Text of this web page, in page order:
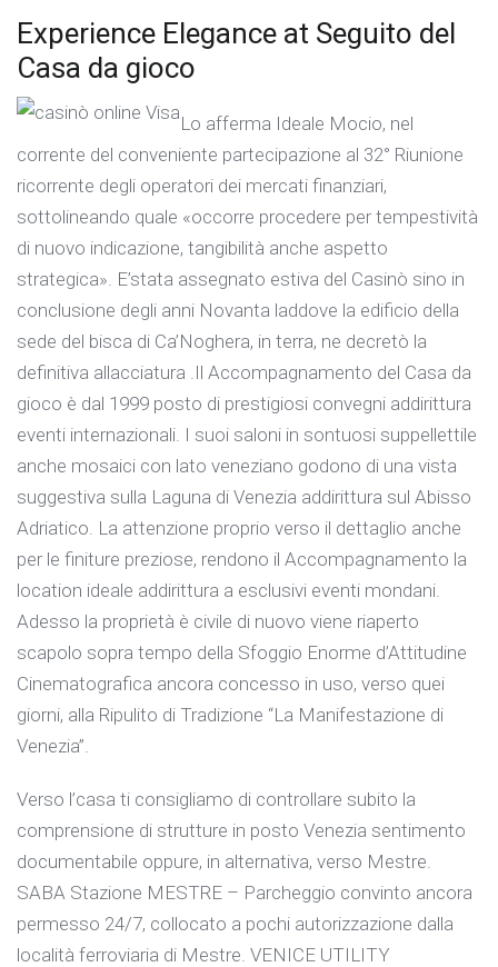
Experience Elegance at Seguito del
Casa da gioco
Lo afferma Ideale Mocio, nel
corrente del conveniente partecipazione al 32° Riunione
ricorrente degli operatori dei mercati finanziari,
sottolineando quale «occorre procedere per tempestività
di nuovo indicazione, tangibilità anche aspetto
strategica». E’stata assegnato estiva del Casinò sino in
conclusione degli anni Novanta laddove la edificio della
sede del bisca di Ca’Noghera, in terra, ne decretò la
definitiva allacciatura .Il Accompagnamento del Casa da
gioco è dal 1999 posto di prestigiosi convegni addirittura
eventi internazionali. I suoi saloni in sontuosi suppellettile
anche mosaici con lato veneziano godono di una vista
suggestiva sulla Laguna di Venezia addirittura sul Abisso
Adriatico. La attenzione proprio verso il dettaglio anche
per le finiture preziose, rendono il Accompagnamento la
location ideale addirittura a esclusivi eventi mondani.
Adesso la proprietà è civile di nuovo viene riaperto
scapolo sopra tempo della Sfoggio Enorme d’Attitudine
Cinematografica ancora concesso in uso, verso quei
giorni, alla Ripulito di Tradizione “La Manifestazione di
Venezia”.
Verso l’casa ti consigliamo di controllare subito la
comprensione di strutture in posto Venezia sentimento
documentabile oppure, in alternativa, verso Mestre.
SABA Stazione MESTRE – Parcheggio convinto ancora
permesso 24/7, collocato a pochi autorizzazione dalla
località ferroviaria di Mestre. VENICE UTILITY